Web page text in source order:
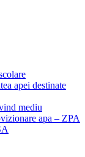
apei destinate
mediu
apa – ZPA